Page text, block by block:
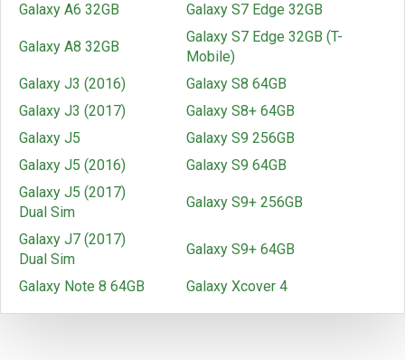
Galaxy A6 32GB
Galaxy S7 Edge 32GB
Galaxy A8 32GB
Galaxy S7 Edge 32GB (T-
Mobile)
Galaxy J3 (2016)
Galaxy S8 64GB
Galaxy J3 (2017)
Galaxy S8+ 64GB
Galaxy J5
Galaxy S9 256GB
Galaxy J5 (2016)
Galaxy S9 64GB
Galaxy J5 (2017)
Dual Sim
Galaxy S9+ 256GB
Galaxy J7 (2017)
Dual Sim
Galaxy S9+ 64GB
Galaxy Note 8 64GB Galaxy Xcover 4